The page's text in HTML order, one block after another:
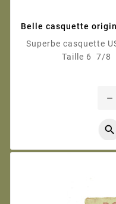
Belle casquette
Superbe casquette
remove
